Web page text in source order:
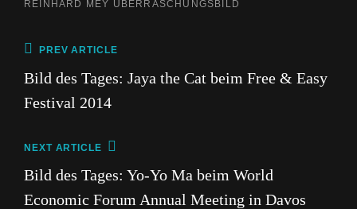
REINHARD MEY ÜBERRASCHUNGSBILD
Beitragsnavigation
Previous
PREV ARTICLE
Bild des Tages: Jaya the Cat beim Free & Easy
Festival 2014
Next
Post
NEXT ARTICLE
Bild des Tages: Yo-Yo Ma beim World
Economic Forum Annual Meeting in Davos